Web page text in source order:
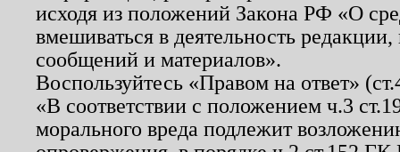
исходя из положений Закона РФ «О
вмешиваться в деятельность
сообщений и материалов».
Воспользуйтесь «Правом на ответ»
«В соответствии с положением ч.3
морального вреда подлежит